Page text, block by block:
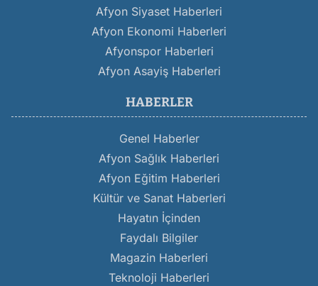
Afyon Siyaset Haberleri
Afyon Ekonomi Haberleri
Afyonspor Haberleri
Afyon Asayiş Haberleri
HABERLER
Genel Haberler
Afyon Sağlık Haberleri
Afyon Eğitim Haberleri
Kültür ve Sanat Haberleri
Hayatın İçinden
Faydalı Bilgiler
Magazin Haberleri
Teknoloji Haberleri